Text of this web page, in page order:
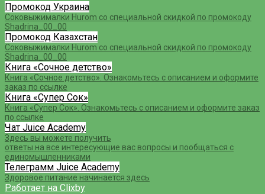
Промокод Украина
Соковыжималки Hurom со специальной скидкой по промокоду
Shadrina_00_00
Промокод Казахстан
Соковыжималки Hurom со специальной скидкой по промокоду
Shadrina_00_00
Книга «Сочное детство»
Книга «Сочное детство». Ознакомьтесь с описанием и оформите
заказ по ссылке
Книга «Супер Сок»
Книга «Супер Сок». Ознакомьтесь с описанием и оформите заказ
по ссылке
Чат Juice Academy
Здесь вы можете получить
ответы на все интересующие вас вопросы и пообщаться с
единомышленниками
Телеграмм Juice Academy
Здоровое питание начинается здесь
Работает на Clixby